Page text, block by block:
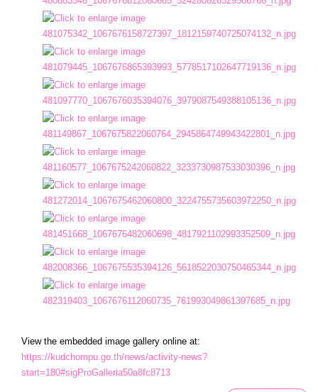
View the embedded image gallery online at:
https://kudchompu.go.th/news/activity-news?
start=180#sigProGalleria50a8fc8713